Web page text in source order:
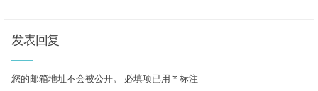
发表回复
您的邮箱地址不会被公开。 必填项已用 *标注